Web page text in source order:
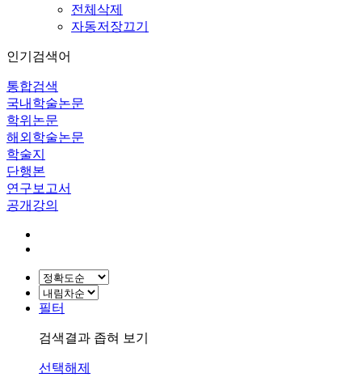
전체삭제
자동저장끄기
인기검색어
통합검색
국내학술논문
학위논문
해외학술논문
학술지
단행본
연구보고서
공개강의
필터
검색결과 좁혀 보기
선택해제